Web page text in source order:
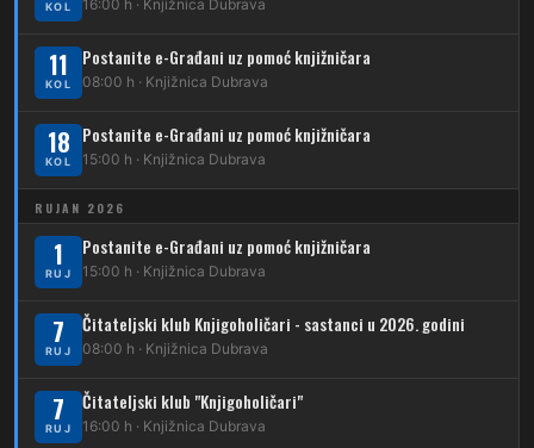
209
210 Dubrava – Stud. grad – Klin
213
214 Koledinečka – Resnički gaj
223 Dubrava – Trnovčica – Dubec
230 Dubrava – Granešinski Novaki
232 Dubrava – Jazbina
269
DUBEC
34 Dubec – Ljubljanica – Noćna linija
Karta tramvajskih linija
KOL 16:00 h · Knjižnica Dubrava
11
KOL
Postanite e-Građani uz pomoć knjižničara
08:00 h · Knjižnica Dubrava
18
KOL
Postanite e-Građani uz pomoć knjižničara
15:00 h · Knjižnica Dubrava
RUJAN 2026
1
RUJ
Postanite e-Građani uz pomoć knjižničara
15:00 h · Knjižnica Dubrava
7
RUJ
Čitateljski klub Knjigoholičari - sastanci u 2026. godini
08:00 h · Knjižnica Dubrava
7
RUJ
Čitateljski klub "Knjigoholičari"
16:00 h · Knjižnica Dubrava